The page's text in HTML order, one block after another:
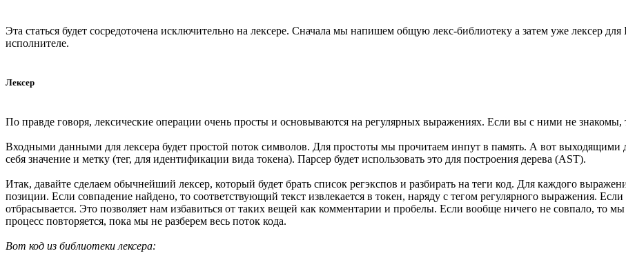
Эта статься будет сосредоточена исключительно на лексере. Сначала мы напишем общую лекс-библиотеку а затем уже лексер
исполнителе.
Лексер
По правде говоря, лексические операции очень просты и основываются на регулярных выражениях. Если вы с ними не знакомы,
Входными данными для лексера будет простой поток символов. Для простоты мы прочитаем инпут в память. А вот
себя значение и метку (тег, для идентификации вида токена). Парсер будет использовать это для построения дерева (AST).
Итак, давайте сделаем обычнейший лексер, который будет брать список регэкспов и разбирать на теги код. Для каждого
позиции. Если совпадение найдено, то соответствующий текст извлекается в токен, наряду с тегом регулярного выражения.
отбрасывается. Это позволяет нам избавиться от таких вещей как комментарии и пробелы. Если вообще ничего не совпало, то
процесс повторяется, пока мы не разберем весь поток кода.
Вот код из библиотеки лексера: